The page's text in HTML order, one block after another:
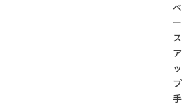
ベ
ー
ス
ア
ッ
プ
手